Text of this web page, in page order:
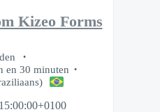
Kizeo Forms
en 30 minuten